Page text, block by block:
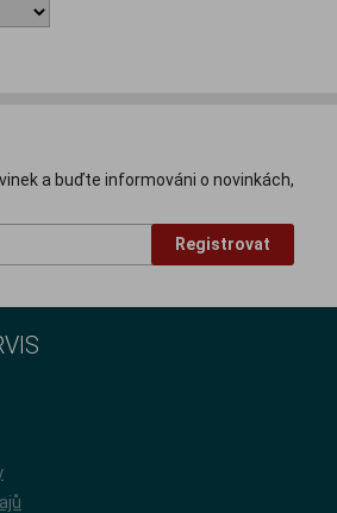
a buďte informováni o novinkách,
Registrovat